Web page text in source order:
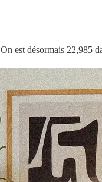
On est désormais 22,985